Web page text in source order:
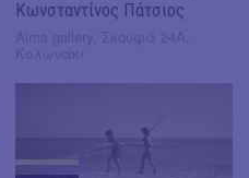
Κωνσταντίνος Πάτσιος